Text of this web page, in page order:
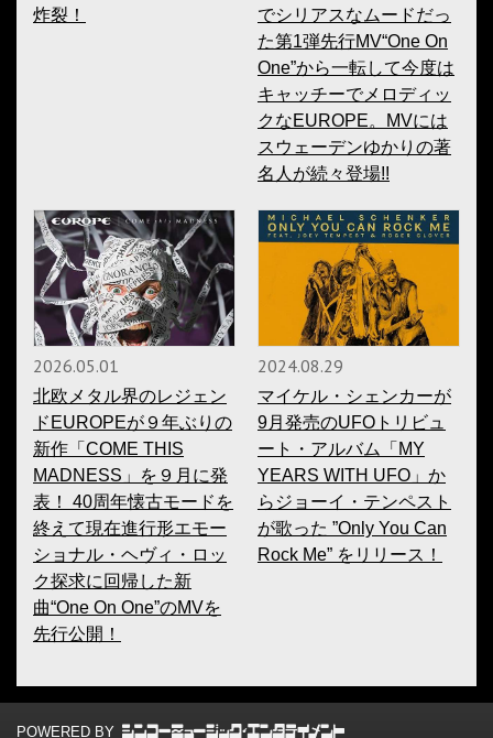
炸裂！
でシリアスなムードだっ
た第1弾先行MV“One On
One”から一転して今度は
キャッチーでメロディッ
クなEUROPE。MVには
スウェーデンゆかりの著
名人が続々登場!!
2026.05.01
北欧メタル界のレジェン
ドEUROPEが９年ぶりの
新作「COME THIS
MADNESS」を９月に発
表！ 40周年懐古モードを
終えて現在進行形エモー
ショナル・ヘヴィ・ロッ
ク探求に回帰した新
曲“One On One”のMVを
先行公開！
2024.08.29
マイケル・シェンカーが
9月発売のUFOトリビュ
ート・アルバム「MY
YEARS WITH UFO」か
らジョーイ・テンペスト
が歌った ”Only You Can
Rock Me” をリリース！
POWERED BY